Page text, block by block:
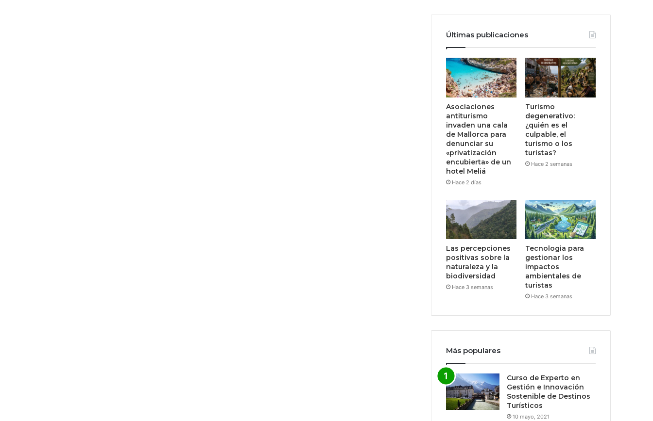
Últimas publicaciones
Asociaciones
antiturismo
invaden una cala
de Mallorca para
denunciar su
«privatización
encubierta» de un
hotel Meliá
Hace 2 días
Turismo
degenerativo:
¿quién es el
culpable, el
turismo o los
turistas?
Hace 2 semanas
Las percepciones
positivas sobre la
naturaleza y la
biodiversidad
Hace 3 semanas
Tecnologia para
gestionar los
impactos
ambientales de
turistas
Hace 3 semanas
Más populares
Curso de Experto en
Gestión e Innovación
Sostenible de Destinos
Turísticos
10 mayo, 2021